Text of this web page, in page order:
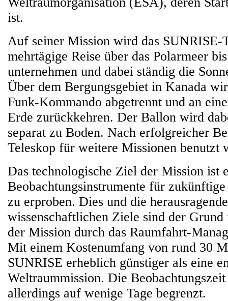
ist.
Auf seiner Mission wird das SUNRISE-
mehrtägige Reise über das Polarmeer
unternehmen und dabei ständig die
Über dem Bergungsgebiet in Kanada
Funk-Kommando abgetrennt und an
Erde zurückkehren. Der Ballon wird
separat zu Boden. Nach erfolgreicher
Teleskop für weitere Missionen benutzt
Das technologische Ziel der Mission ist
Beobachtungsinstrumente für
zu erproben. Dies und die
wissenschaftlichen Ziele sind der
der Mission durch das Raumfahrt-
Mit einem Kostenumfang von rund 30
SUNRISE erheblich günstiger als eine
Weltraummission. Die
allerdings auf wenige Tage begrenzt.